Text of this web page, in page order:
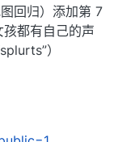
回归）添加第 7
都有自己的声
）